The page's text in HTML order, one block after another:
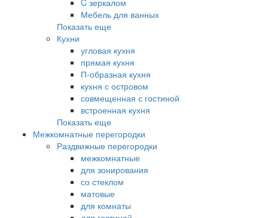
Мебель для ванных
Показать еще
Кухни
угловая кухня
прямая кухня
П-образная кухня
кухня с островом
совмещенная с гостиной
встроенная кухня
Показать еще
Межкомнатные перегородки
Раздвижные перегородки
межкомнатные
для зонирования
со стеклом
матовые
для комнаты